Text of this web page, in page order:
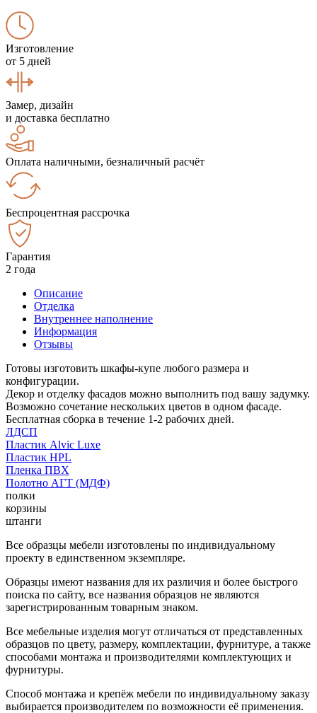
Изготовление
от 5 дней
Замер, дизайн
и доставка бесплатно
Оплата наличными, безналичный расчёт
Беспроцентная рассрочка
Гарантия
2 года
Описание
Отделка
Внутреннее наполнение
Информация
Отзывы
Готовы изготовить шкафы-купе любого размера и
конфигурации.
Декор и отделку фасадов можно выполнить под вашу задумку.
Возможно сочетание нескольких цветов в одном фасаде.
Бесплатная сборка в течение 1-2 рабочих дней.
ЛДСП
Пластик Alvic Luxe
Пластик HPL
Пленка ПВХ
Полотно АГТ (МДФ)
полки
корзины
штанги
Все образцы мебели изготовлены по индивидуальному
проекту в единственном экземпляре.
Образцы имеют названия для их различия и более быстрого
поиска по сайту, все названия образцов не являются
зарегистрированным товарным знаком.
Все мебельные изделия могут отличаться от представленных
образцов по цвету, размеру, комплектации, фурнитуре, а также
способами монтажа и производителями комплектующих и
фурнитуры.
Способ монтажа и крепёж мебели по индивидуальному заказу
выбирается производителем по возможности её применения.